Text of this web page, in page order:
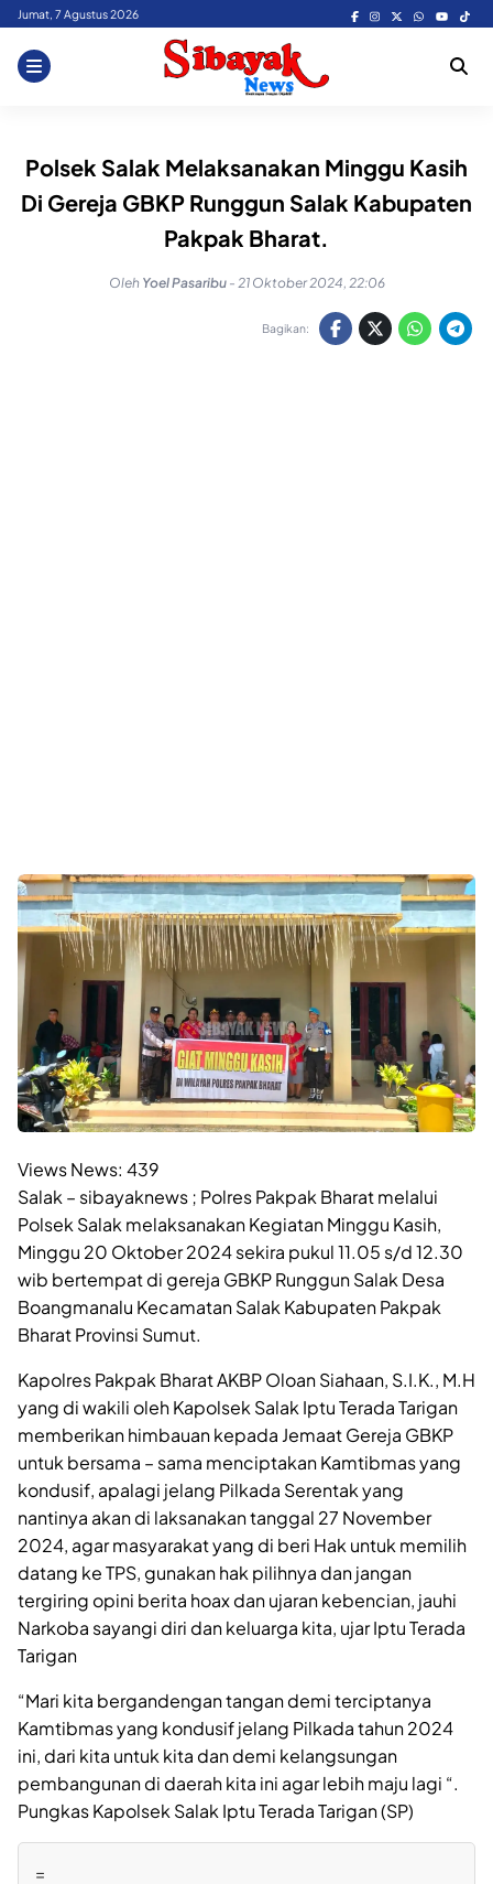
Skip
content
Jumat, 7 Agustus 2026
Polsek Salak Melaksanakan Minggu Kasih
Di Gereja GBKP Runggun Salak Kabupaten
Pakpak Bharat.
Oleh Yoel Pasaribu - 21 Oktober 2024, 22:06
Bagikan:
Views News: 439
Salak – sibayaknews ; Polres Pakpak Bharat melalui
Polsek Salak melaksanakan Kegiatan Minggu Kasih,
Minggu 20 Oktober 2024 sekira pukul 11.05 s/d 12.30
wib bertempat di gereja GBKP Runggun Salak Desa
Boangmanalu Kecamatan Salak Kabupaten Pakpak
Bharat Provinsi Sumut.
Kapolres Pakpak Bharat AKBP Oloan Siahaan, S.I.K., M.H
yang di wakili oleh Kapolsek Salak Iptu Terada Tarigan
memberikan himbauan kepada Jemaat Gereja GBKP
untuk bersama – sama menciptakan Kamtibmas yang
kondusif, apalagi jelang Pilkada Serentak yang
nantinya akan di laksanakan tanggal 27 November
2024, agar masyarakat yang di beri Hak untuk memilih
datang ke TPS, gunakan hak pilihnya dan jangan
tergiring opini berita hoax dan ujaran kebencian, jauhi
Narkoba sayangi diri dan keluarga kita, ujar Iptu Terada
Tarigan
“Mari kita bergandengan tangan demi terciptanya
Kamtibmas yang kondusif jelang Pilkada tahun 2024
ini, dari kita untuk kita dan demi kelangsungan
pembangunan di daerah kita ini agar lebih maju lagi “.
Pungkas Kapolsek Salak Iptu Terada Tarigan (SP)
=